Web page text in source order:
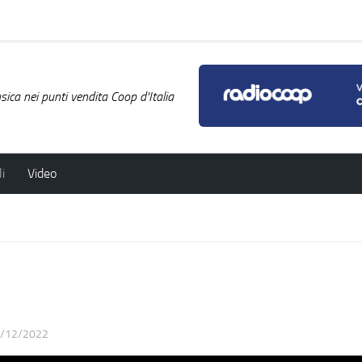
nei punti vendita Coop d'Italia
Video
12/2022